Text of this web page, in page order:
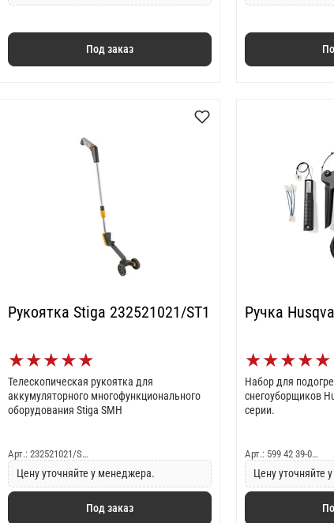
Под заказ
Рукоятка Stiga 232521021/ST1
★★★★★
Телескопическая рукоятка для
аккумуляторного многофункционального
оборудования Stiga SMH
Арт.: 232521021/S…
Цену уточняйте у менеджера.
Под заказ
Ручка
★★★★★
Набор для
снегоуборщиков
серии.
Арт.: 599 42 39-0…
Цену уточняйте